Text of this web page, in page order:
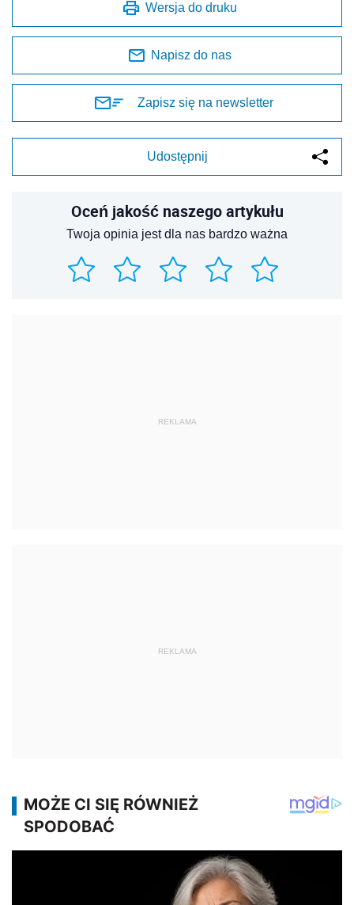
Wersja do druku
Napisz do nas
Zapisz się na newsletter
Udostępnij
Oceń jakość naszego artykułu
Twoja opinia jest dla nas bardzo ważna
REKLAMA
REKLAMA